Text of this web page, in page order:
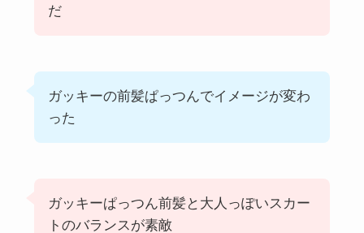
だ
ガッキーの前髪ぱっつんでイメージが変わ
った
ガッキーぱっつん前髪と大人っぽいスカー
トのバランスが素敵